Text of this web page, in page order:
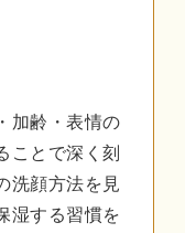
加齢・表情の
ことで深く刻
洗顔方法を見
湿する習慣を